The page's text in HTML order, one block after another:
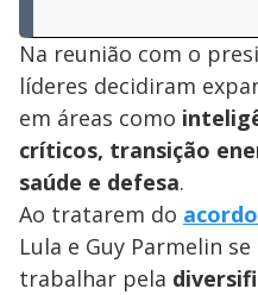
Na reunião com o
líderes decidiram
em áreas como
críticos, transição
saúde e defesa.
Ao tratarem do
Lula e Guy Parmelin
trabalhar pela